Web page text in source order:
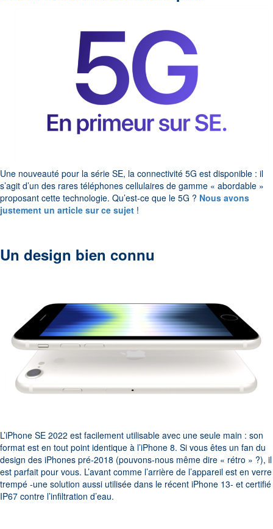
Une nouveauté pour la série SE, la connectivité 5G est disponible : il
s’agit d’un des rares téléphones cellulaires de gamme « abordable »
proposant cette technologie. Qu’est-ce que le 5G ? Nous avons
justement un article sur ce sujet !
Un design bien connu
L’iPhone SE 2022 est facilement utilisable avec une seule main : son
format est en tout point identique à l’iPhone 8. Si vous êtes un fan du
design des iPhones pré-2018 (pouvons-nous même dire « rétro » ?), il
est parfait pour vous. L’avant comme l’arrière de l’appareil est en verre
trempé -une solution aussi utilisée dans le récent iPhone 13- et certifié
IP67 contre l’infiltration d’eau.